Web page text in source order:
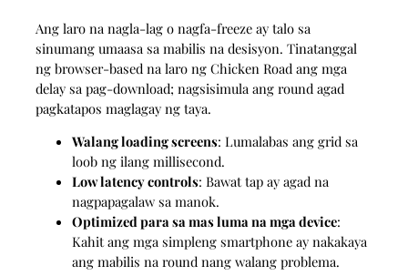
Ang laro na nagla-lag o nagfa-freeze ay talo sa
sinumang umaasa sa mabilis na desisyon. Tinatanggal
ng browser-based na laro ng Chicken Road ang mga
delay sa pag-download; nagsisimula ang round agad
pagkatapos maglagay ng taya.
Walang loading screens: Lumalabas ang grid sa
loob ng ilang millisecond.
Low latency controls: Bawat tap ay agad na
nagpapagalaw sa manok.
Optimized para sa mas luma na mga device:
Kahit ang mga simpleng smartphone ay nakakaya
ang mabilis na round nang walang problema.